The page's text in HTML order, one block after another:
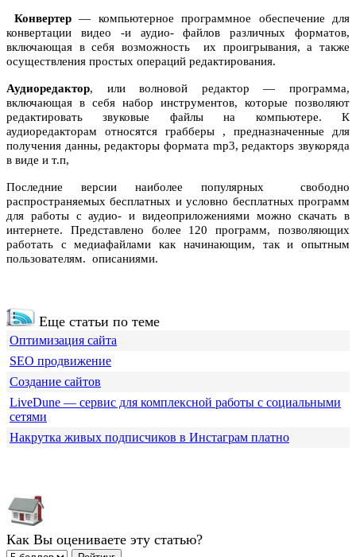
Конвертер— компьютерное программное обеспечение для
конвертации видео -и аудио- файлов различных форматов,
включающая в себя возможность их проигрывания, а также
осуществления простых операций редактирования.
Аудиоредактор, или волновой редактор — программа,
включающая в себя набор инструментов, которые позволяют
редактировать звуковые файлы на компьютере. К
аудиоредакторам относятся грабберы , предназначенные для
получения данны, редакторы формата mp3, редакторs звукоряда
в виде и т.п,
Последние версии наиболее популярных свободно
распространяемых бесплатных и условно бесплатных программ
для работы с аудио- и видеоприложениями можно скачать в
интернете. Представлено более 120 программ, позволяющих
работать с медиафайлами как начинающим, так и опытным
пользователям. описаниями.
Еще статьи по теме
Оптимизация сайта
SEO продвижение
Создание сайтов
LiveDune — сервис для комплексной работы с социальными
сетями
Накрутка живых подписчиков в Инстаграм платно
Как Вы оцениваете эту статью?